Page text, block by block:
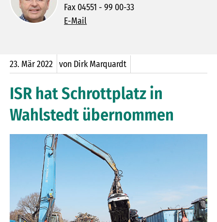
Fax 04551 - 99 00-33
E-Mail
23. Mär2022 von Dirk Marquardt
ISR hat Schrottplatz in
Wahlstedt übernommen